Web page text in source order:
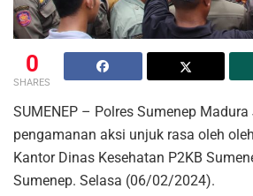
0
SHARES
SUMENEP – Polres Sumenep
pengamanan aksi unjuk rasa oleh
Kantor Dinas Kesehatan P2KB
Sumenep. Selasa (06/02/2024).